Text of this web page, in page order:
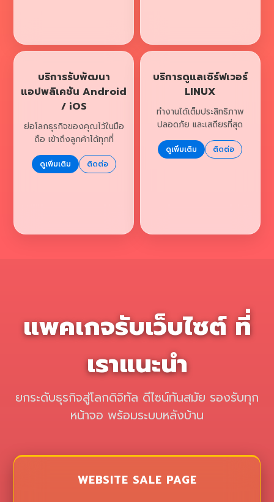
บริการรับพัฒนา
แอปพลิเคชัน Android
/ iOS
ย่อโลกธุรกิจของคุณไว้ในมือ
ถือ เข้าถึงลูกค้าได้ทุกที่
ดูเพิ่มเติม ติดต่อ
บริการดูแลเซิร์ฟเวอร์
LINUX
ทำงานได้เต็มประสิทธิภาพ
ปลอดภัย และเสถียรที่สุด
ดูเพิ่มเติม ติดต่อ
แพคเกจรับเว็บไซต์ ที่
เราแนะนำ
ยกระดับธุรกิจสู่โลกดิจิทัล ดีไซน์ทันสมัย รองรับทุก
หน้าจอ พร้อมระบบหลังบ้าน
WEBSITE SALE PAGE